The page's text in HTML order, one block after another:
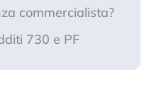
commercialista?
730 e PF